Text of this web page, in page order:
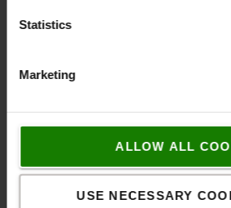
Statistics
Marketing
ALLOW ALL
USE NECESSARY
Øger levetiden på